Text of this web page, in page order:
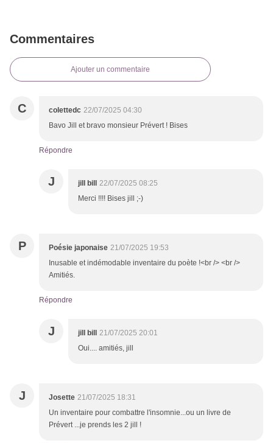
Commentaires
Ajouter un commentaire
C colettedc 22/07/2025 04:30
Bavo Jill et bravo monsieur Prévert ! Bises
Répondre
J jill bill
22/07/2025 08:25
Merci !!!! Bises jill ;-)
P Poésie japonaise 21/07/2025 19:53
Inusable et indémodable inventaire du poète !<br /> <br />
Amitiés.
Répondre
J jill bill
21/07/2025 20:01
Oui.... amitiés, jill
J Josette 21/07/2025 18:31
Un inventaire pour combattre l'insomnie...ou un livre de
Prévert ...je prends les 2 jill !